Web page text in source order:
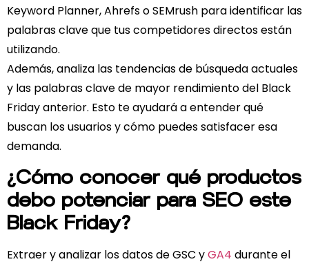
Keyword Planner, Ahrefs o SEMrush para identificar las
palabras clave que tus competidores directos están
utilizando.
Además, analiza las tendencias de búsqueda actuales
y las palabras clave de mayor rendimiento del Black
Friday anterior. Esto te ayudará a entender qué
buscan los usuarios y cómo puedes satisfacer esa
demanda.
¿Cómo conocer qué productos
debo potenciar para SEO este
Black Friday?
Extraer y analizar los datos de GSC yGA4 durante el